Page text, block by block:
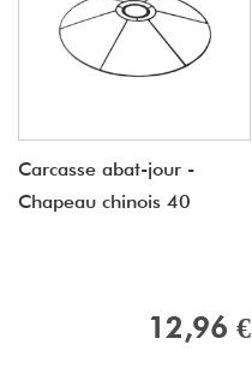
Carcasse abat-jour -
Chapeau chinois 40
12,96 €